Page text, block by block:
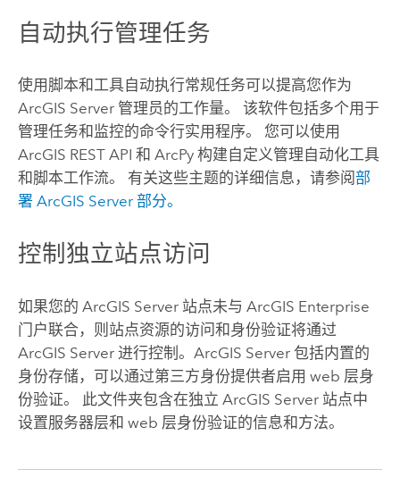
自动执行管理任务
使用脚本和工具自动执行常规任务可以提高您作为
ArcGIS Server管理员的工作量。 该软件包括多个用于
管理任务和监控的命令行实用程序。 您可以使用
ArcGIS REST API 和 ArcPy 构建自定义管理自动化工具
和脚本工作流。 有关这些主题的详细信息，请参阅部
署 ArcGIS Server部分。
控制独立站点访问
如果您的 ArcGIS Server站点未与 ArcGIS Enterprise
门户联合，则站点资源的访问和身份验证将通过
ArcGIS Server进行控制。 ArcGIS Server包括内置的
身份存储，可以通过第三方身份提供者启用 web 层身
份验证。 此文件夹包含在独立 ArcGIS Server站点中
设置服务器层和 web 层身份验证的信息和方法。